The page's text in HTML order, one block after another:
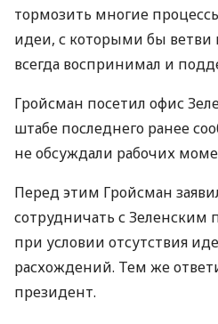
тормозить многие
идеи, с которыми бы ветви
всегда воспринимал и
Гройсман посетил офис
штабе последнего ранее
не обсуждали рабочих
Перед этим Гройсман
сотрудничать с Зеленским
при условии отсутствия
расхождений. Тем же
президент.